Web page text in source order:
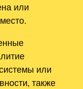
или
или
также